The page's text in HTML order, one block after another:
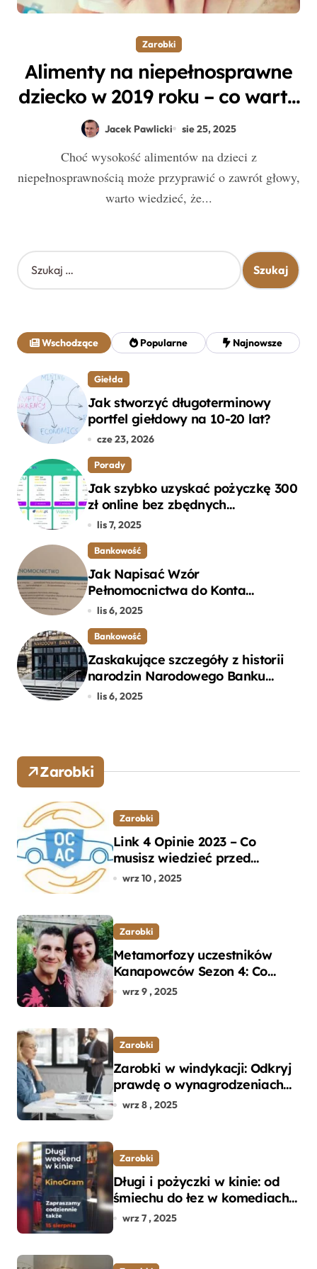
Zarobki
Alimenty na niepełnosprawne
dziecko w 2019 roku – co warto
wiedzieć o wysokości i
Jacek Pawlicki sie 25, 2025
Choć wysokość alimentów na dzieci z
niepełnosprawnością może przyprawić o zawrót głowy,
warto wiedzieć, że...
S
z
j
:
Wschodzące Popularne Najnowsze
Giełda
Jak stworzyć długoterminowy
portfel giełdowy na 10-20 lat?
cze 23, 2026
Porady
Jak szybko uzyskać pożyczkę 300
zł online bez zbędnych
formalności?
lis 7, 2025
Bankowość
Jak Napisać Wzór
Pełnomocnictwa do Konta
Bankowego – Praktyczny
lis 6, 2025
Bankowość
Zaskakujące szczegóły z historii
narodzin Narodowego Banku
Polskiego, o których mogłeś nie
lis 6, 2025
Zarobki
Zarobki
Link 4 Opinie 2023 – Co
musisz wiedzieć przed
wyborem ubezpieczenia OC i
wrz 10 , 2025
Zarobki
Metamorfozy uczestników
Kanapowców Sezon 4: Co
naprawdę zaskoczyło
wrz 9 , 2025
Zarobki
Zarobki w windykacji: Odkryj
prawdę o wynagrodzeniach
specjalistów w branży
wrz 8 , 2025
Zarobki
Długi i pożyczki w kinie: od
śmiechu do łez w komediach i
dramatach
wrz 7 , 2025